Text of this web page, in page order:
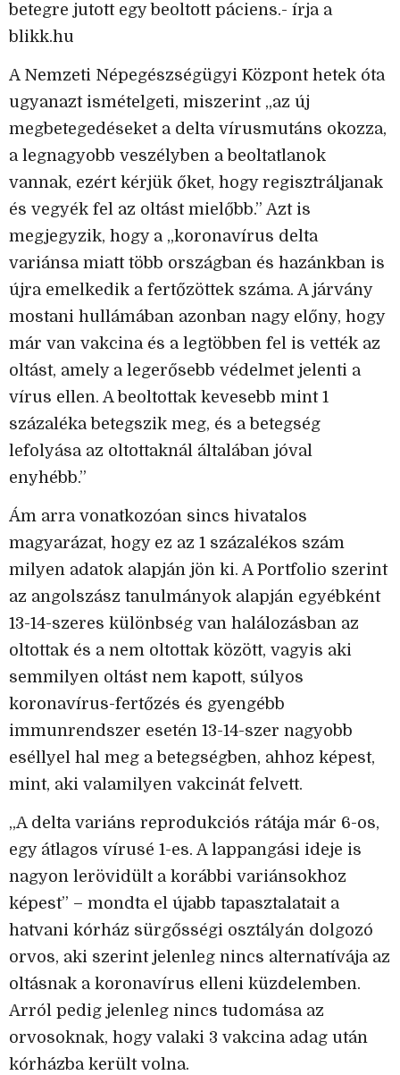
betegre jutott egy beoltott páciens.- írja a
blikk.hu
A Nemzeti Népegészségügyi Központ hetek óta
ugyanazt ismételgeti, miszerint „az új
megbetegedéseket a delta vírusmutáns okozza,
a legnagyobb veszélyben a beoltatlanok
vannak, ezért kérjük őket, hogy regisztráljanak
és vegyék fel az oltást mielőbb.” Azt is
megjegyzik, hogy a „koronavírus delta
variánsa miatt több országban és hazánkban is
újra emelkedik a fertőzöttek száma. A járvány
mostani hullámában azonban nagy előny, hogy
már van vakcina és a legtöbben fel is vették az
oltást, amely a legerősebb védelmet jelenti a
vírus ellen. A beoltottak kevesebb mint 1
százaléka betegszik meg, és a betegség
lefolyása az oltottaknál általában jóval
enyhébb.”
Ám arra vonatkozóan sincs hivatalos
magyarázat, hogy ez az 1 százalékos szám
milyen adatok alapján jön ki. A Portfolio szerint
az angolszász tanulmányok alapján egyébként
13-14-szeres különbség van halálozásban az
oltottak és a nem oltottak között, vagyis aki
semmilyen oltást nem kapott, súlyos
koronavírus-fertőzés és gyengébb
immunrendszer esetén 13-14-szer nagyobb
eséllyel hal meg a betegségben, ahhoz képest,
mint, aki valamilyen vakcinát felvett.
„A delta variáns reprodukciós rátája már 6-os,
egy átlagos vírusé 1-es. A lappangási ideje is
nagyon lerövidült a korábbi variánsokhoz
képest” – mondta el újabb tapasztalatait a
hatvani kórház sürgősségi osztályán dolgozó
orvos, aki szerint jelenleg nincs alternatívája az
oltásnak a koronavírus elleni küzdelemben.
Arról pedig jelenleg nincs tudomása az
orvosoknak, hogy valaki 3 vakcina adag után
kórházba került volna.